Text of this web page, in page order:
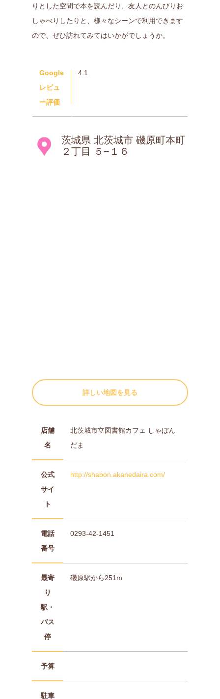
りとした空間で本を読んだり、友人とのんびりお
しゃべりしたりと、様々なシーンで利用できます
ので、ぜひ訪れてみてはいかがでしょうか。
Google
レビュ
ー評価
4.1
茨城県 北茨城市 磯原町本町
２丁目 ５−１６
詳しい地図を見る
店舗
名
北茨城市立図書館カフェ しゃぼん
だま
公式
サイ
ト
http://shabon.akanedaira.com/
電話
番号
0293-42-1451
最寄
り
駅・
バス
停
磯原駅から251m
予算
駐車